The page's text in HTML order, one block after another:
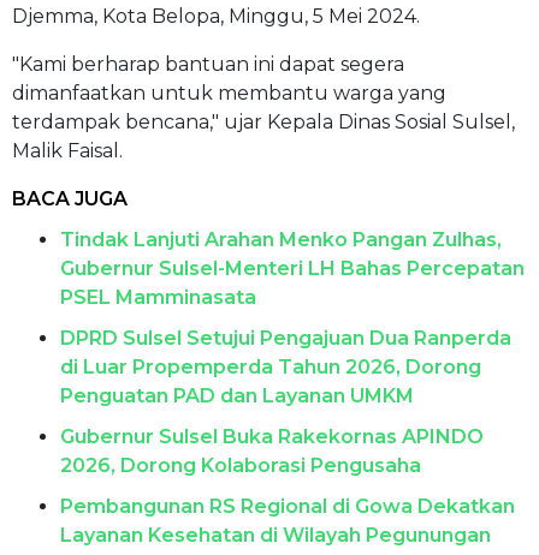
Djemma, Kota Belopa, Minggu, 5 Mei 2024.
"Kami berharap bantuan ini dapat segera
dimanfaatkan untuk membantu warga yang
terdampak bencana," ujar Kepala Dinas Sosial Sulsel,
Malik Faisal.
BACA JUGA
Tindak Lanjuti Arahan Menko Pangan Zulhas,
Gubernur Sulsel-Menteri LH Bahas Percepatan
PSEL Mamminasata
DPRD Sulsel Setujui Pengajuan Dua Ranperda
di Luar Propemperda Tahun 2026, Dorong
Penguatan PAD dan Layanan UMKM
Gubernur Sulsel Buka Rakekornas APINDO
2026, Dorong Kolaborasi Pengusaha
Pembangunan RS Regional di Gowa Dekatkan
Layanan Kesehatan di Wilayah Pegunungan